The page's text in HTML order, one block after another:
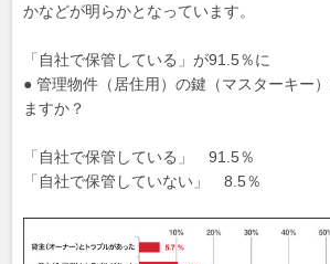
かなどが明らかとなっています。
「自社で保管している」が91.5％に
● 管理物件（居住用）の鍵（マスターキー
ますか？
「自社で保管している」 91.5％
「自社で保管していない」 8.5％